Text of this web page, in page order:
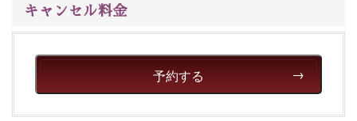
したら幸いです。
キャンセル料金
予約する